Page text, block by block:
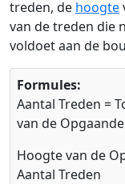
treden, de hoogte
van de treden die
voldoet aan de
Formules:
Aantal Treden =
van de
Hoogte van de
Aantal Treden